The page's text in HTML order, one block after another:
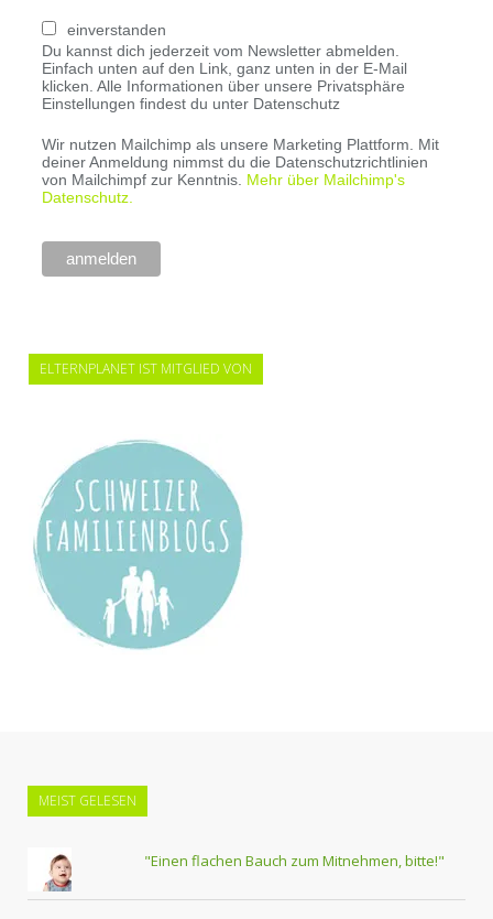
einverstanden
Du kannst dich jederzeit vom Newsletter abmelden.
Einfach unten auf den Link, ganz unten in der E-Mail
klicken. Alle Informationen über unsere Privatsphäre
Einstellungen findest du unter Datenschutz
Wir nutzen Mailchimp als unsere Marketing Plattform. Mit
deiner Anmeldung nimmst du die Datenschutzrichtlinien
von Mailchimpf zur Kenntnis. Mehr über Mailchimp's
Datenschutz.
ELTERNPLANET IST MITGLIED VON
MEIST GELESEN
"Einen flachen Bauch zum Mitnehmen, bitte!"